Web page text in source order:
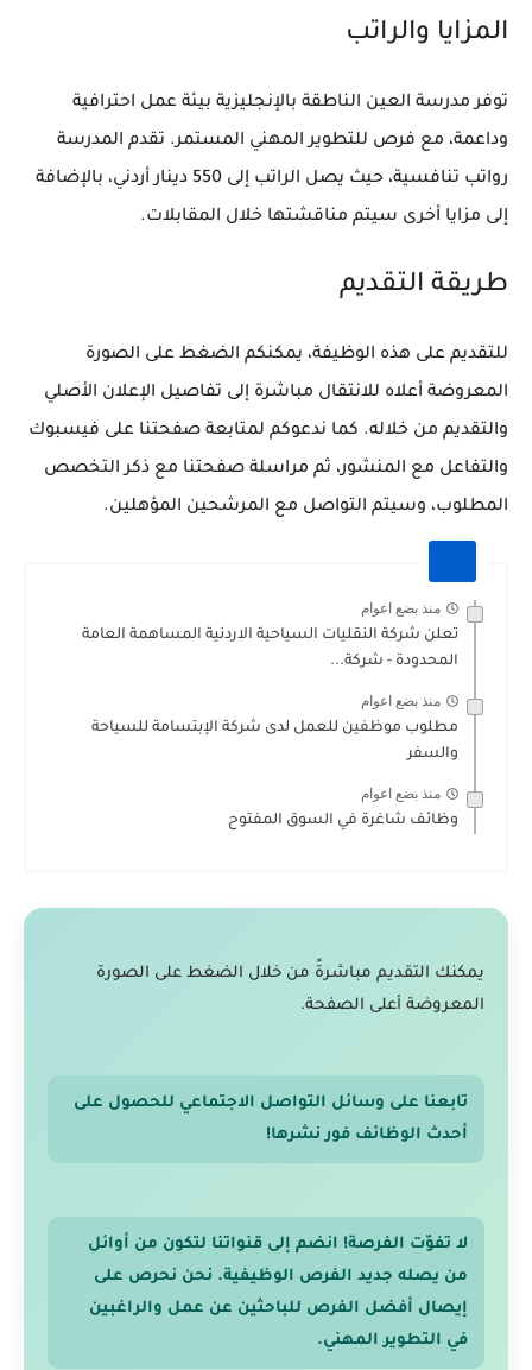
المزايا والراتب
توفر مدرسة العين الناطقة بالإنجليزية بيئة عمل احترافية
وداعمة، مع فرص للتطوير المهني المستمر. تقدم المدرسة
رواتب تنافسية، حيث يصل الراتب إلى 550 دينار أردني، بالإضافة
إلى مزايا أخرى سيتم مناقشتها خلال المقابلات.
طريقة التقديم
للتقديم على هذه الوظيفة، يمكنكم الضغط على الصورة
المعروضة أعلاه للانتقال مباشرة إلى تفاصيل الإعلان الأصلي
والتقديم من خلاله. كما ندعوكم لمتابعة صفحتنا على فيسبوك
والتفاعل مع المنشور، ثم مراسلة صفحتنا مع ذكر التخصص
المطلوب، وسيتم التواصل مع المرشحين المؤهلين.
منذ بضع اعوام
تعلن شركة النقليات السياحية الاردنية المساهمة العامة
المحدودة - شركة...
منذ بضع اعوام
مطلوب موظفين للعمل لدى شركة الإبتسامة للسياحة
والسفر
منذ بضع اعوام
وظائف شاغرة في السوق المفتوح
يمكنك التقديم مباشرةً من خلال الضغط على الصورة
المعروضة أعلى الصفحة.
تابعنا على وسائل التواصل الاجتماعي للحصول على
أحدث الوظائف فور نشرها!
لا تفوّت الفرصة! انضم إلى قنواتنا لتكون من أوائل
من يصله جديد الفرص الوظيفية. نحن نحرص على
إيصال أفضل الفرص للباحثين عن عمل والراغبين
في التطوير المهني.